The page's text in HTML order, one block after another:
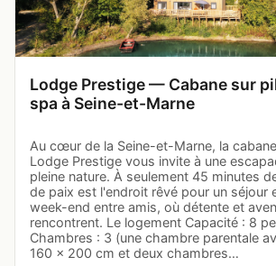
Lodge Prestige — Cabane sur
spa à Seine-et-Marne
Au cœur de la Seine-et-Marne, la
Lodge Prestige vous invite à une
pleine nature. À seulement 45 minutes
de paix est l'endroit rêvé pour un séjour
week-end entre amis, où détente et
rencontrent. Le logement Capacité : 8
Chambres : 3 (une chambre parentale
160 x 200 cm et deux chambres…